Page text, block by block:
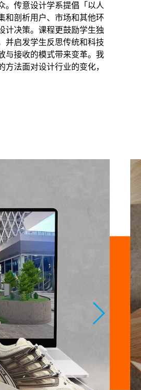
。传意设计学系提倡「以人
和剖析用户、市场和其他环
计决策。课程更鼓励学生独
并启发学生反思传统和科技
与接收的模式带来变革。我
法面对设计行业的变化，